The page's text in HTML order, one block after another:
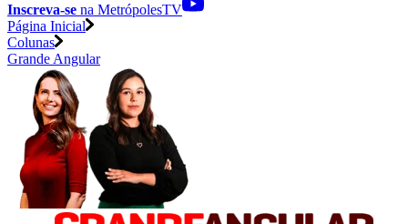
Inscreva-se na MetrópolesTV
Página Inicial
Colunas
Grande Angular